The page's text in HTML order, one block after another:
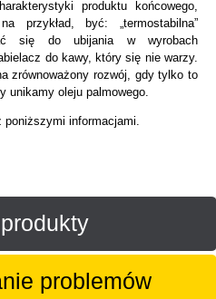
produktu końcowego,
przykład, być: „termostabilna”
się do ubijania w wyrobach
do kawy, który się nie warzy.
zrównoważony rozwój, gdy tylko to
unikamy oleju palmowego.
informacjami.
problemów